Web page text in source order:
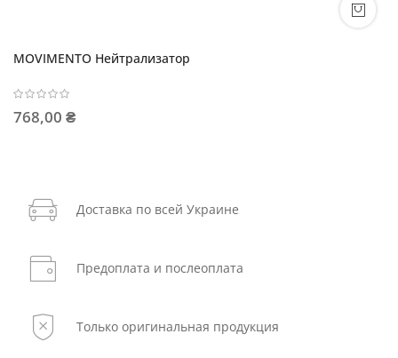
MOVIMENTO Нейтрализатор
768,00 ₴
Доставка по всей Украине
Предоплата и послеоплата
Только оригинальная продукция